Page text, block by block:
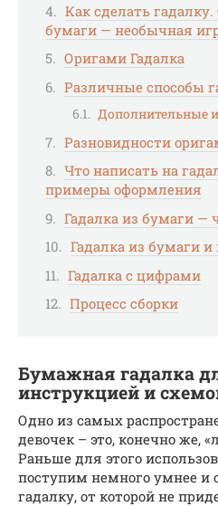
Как сделать
бумаги — необычная
Оригами Гадалка
Различные способы
Дополнительные
Разновидности
Что написать на
примеры оформления
Гадалка из бумаги —
Гадалка из бумаги
Гадалка с цифрами
Процесс сборки
Бумажная гадалка
инструкцией и
Одно из самых
девочек – это, конечно же,
Раньше для этого
поступим немного умнее и
гадалку, от которой не